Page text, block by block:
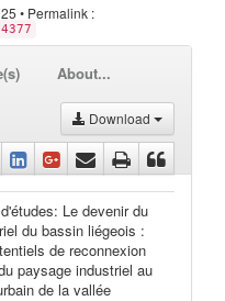
• Permalink :
About...
Download
Le devenir du
du bassin liégeois :
de reconnexion
paysage industriel au
de la vallée